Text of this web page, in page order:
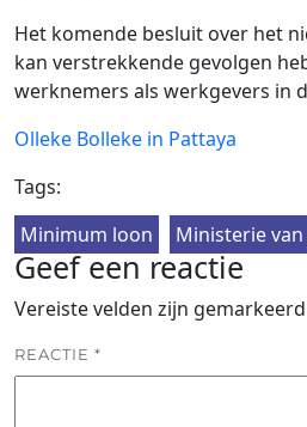
Het komende besluit over het
kan verstrekkende gevolgen
werknemers als werkgevers in
Olleke Bolleke in Pattaya
Tags:
Minimum loon
Ministerie
Geef een reactie
Vereiste velden zijn
REACTIE *